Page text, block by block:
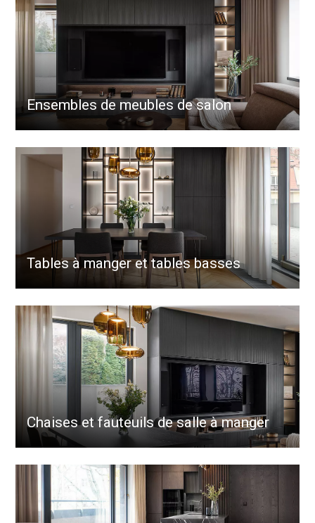
Ensembles de meubles de salon
Tables à manger et tables basses
Chaises et fauteuils de salle à manger